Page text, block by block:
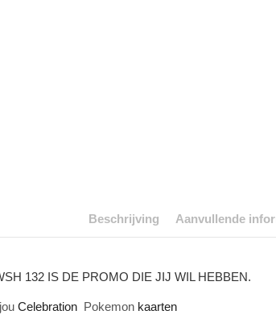
Beschrijving Aanvullende
132 IS DE PROMO DIE JIJ WIL HEBBEN.
Celebration Pokemon kaarten